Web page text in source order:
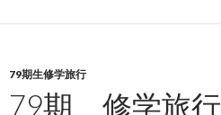
79期生修学旅行
79期 修学旅